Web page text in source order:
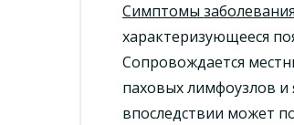
Симптомы
характеризующееся
Сопровождается
паховых лимфоузлов
впоследствии может